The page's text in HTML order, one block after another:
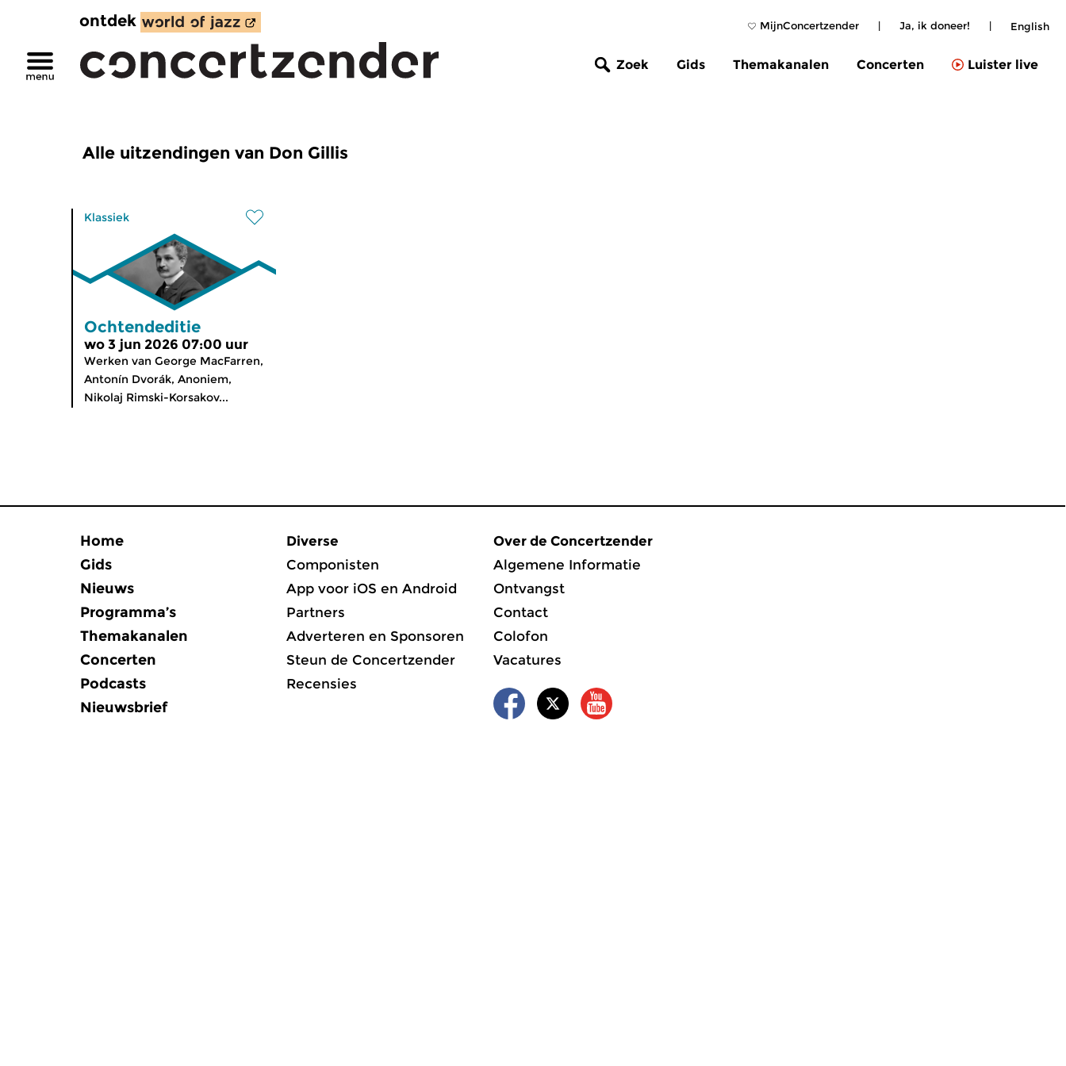
MijnConcertzender | Ja, ik doneer! | English
ontdek
Zoek Gids Themakanalen Concerten Luister live
Alle uitzendingen van Don Gillis
Klassiek
Ochtendeditie
wo 3 jun 2026 07:00 uur
Werken van George MacFarren,
Antonín Dvorák, Anoniem,
Nikolaj Rimski-Korsakov...
Home
Gids
Nieuws
Programma’s
Themakanalen
Concerten
Podcasts
Nieuwsbrief
Diverse
Componisten
App voor iOS en Android
Partners
Adverteren en Sponsoren
Steun de Concertzender
Recensies
Over de Concertzender
Algemene Informatie
Ontvangst
Contact
Colofon
Vacatures